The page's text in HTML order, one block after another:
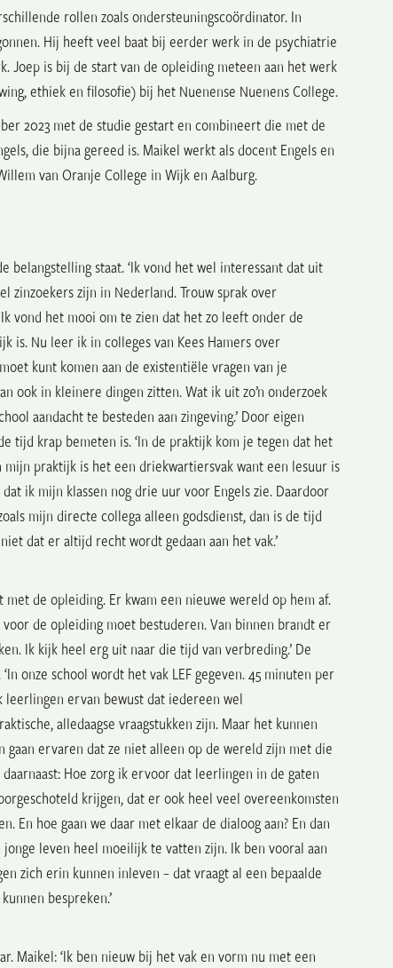
rollen zoals ondersteuningscoördinator. In
Hij heeft veel baat bij eerder werk in de psychiatrie
Joep is bij de start van de opleiding meteen aan het werk
ethiek en filosofie) bij het Nuenense Nuenens College.
2023 met de studie gestart en combineert die met de
die bijna gereed is. Maikel werkt als docent Engels en
van Oranje College in Wijk en Aalburg.
staat. ‘Ik vond het wel interessant dat uit
zinzoekers zijn in Nederland. Trouw sprak over
vond het mooi om te zien dat het zo leeft onder de
is. Nu leer ik in colleges van Kees Hamers over
kunt komen aan de existentiële vragen van je
ook in kleinere dingen zitten. Wat ik uit zo’n onderzoek
aandacht te besteden aan zingeving.’ Door eigen
tijd krap bemeten is. ‘In de praktijk kom je tegen dat het
praktijk is het een driekwartiersvak want een lesuur is
ik mijn klassen nog drie uur voor Engels zie. Daardoor
mijn directe collega alleen godsdienst, dan is de tijd
dat er altijd recht wordt gedaan aan het vak.’
de opleiding. Er kwam een nieuwe wereld op hem af.
de opleiding moet bestuderen. Van binnen brandt er
Ik kijk heel erg uit naar die tijd van verbreding.’ De
onze school wordt het vak LEF gegeven. 45 minuten per
leerlingen ervan bewust dat iedereen wel
alledaagse vraagstukken zijn. Maar het kunnen
ervaren dat ze niet alleen op de wereld zijn met die
Hoe zorg ik ervoor dat leerlingen in de gaten
krijgen, dat er ook heel veel overeenkomsten
En hoe gaan we daar met elkaar de dialoog aan? En dan
leven heel moeilijk te vatten zijn. Ik ben vooral aan
zich erin kunnen inleven – dat vraagt al een bepaalde
bespreken.’
Maikel: ‘Ik ben nieuw bij het vak en vorm nu met een